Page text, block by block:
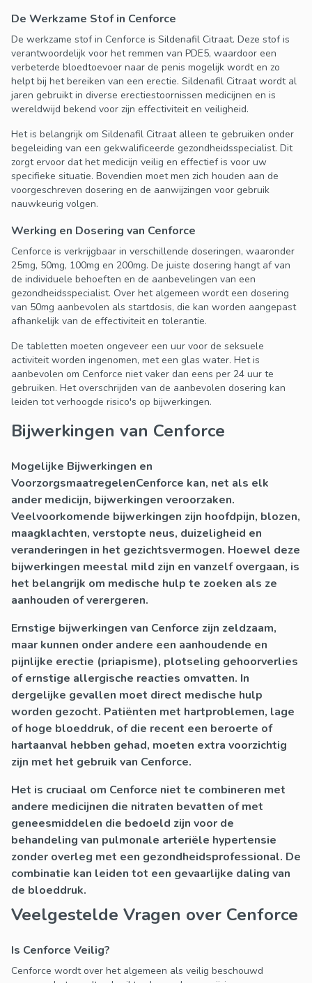
De Werkzame Stof in Cenforce
De werkzame stof in Cenforce is Sildenafil Citraat. Deze stof is
verantwoordelijk voor het remmen van PDE5, waardoor een
verbeterde bloedtoevoer naar de penis mogelijk wordt en zo
helpt bij het bereiken van een erectie. Sildenafil Citraat wordt al
jaren gebruikt in diverse erectiestoornissen medicijnen en is
wereldwijd bekend voor zijn effectiviteit en veiligheid.
Het is belangrijk om Sildenafil Citraat alleen te gebruiken onder
begeleiding van een gekwalificeerde gezondheidsspecialist. Dit
zorgt ervoor dat het medicijn veilig en effectief is voor uw
specifieke situatie. Bovendien moet men zich houden aan de
voorgeschreven dosering en de aanwijzingen voor gebruik
nauwkeurig volgen.
Werking en Dosering van Cenforce
Cenforce is verkrijgbaar in verschillende doseringen, waaronder
25mg, 50mg, 100mg en 200mg. De juiste dosering hangt af van
de individuele behoeften en de aanbevelingen van een
gezondheidsspecialist. Over het algemeen wordt een dosering
van 50mg aanbevolen als startdosis, die kan worden aangepast
afhankelijk van de effectiviteit en tolerantie.
De tabletten moeten ongeveer een uur voor de seksuele
activiteit worden ingenomen, met een glas water. Het is
aanbevolen om Cenforce niet vaker dan eens per 24 uur te
gebruiken. Het overschrijden van de aanbevolen dosering kan
leiden tot verhoogde risico's op bijwerkingen.
Bijwerkingen van Cenforce
Mogelijke Bijwerkingen en
VoorzorgsmaatregelenCenforce kan, net als elk
ander medicijn, bijwerkingen veroorzaken.
Veelvoorkomende bijwerkingen zijn hoofdpijn, blozen,
maagklachten, verstopte neus, duizeligheid en
veranderingen in het gezichtsvermogen. Hoewel deze
bijwerkingen meestal mild zijn en vanzelf overgaan, is
het belangrijk om medische hulp te zoeken als ze
aanhouden of verergeren.
Ernstige bijwerkingen van Cenforce zijn zeldzaam,
maar kunnen onder andere een aanhoudende en
pijnlijke erectie (priapisme), plotseling gehoorverlies
of ernstige allergische reacties omvatten. In
dergelijke gevallen moet direct medische hulp
worden gezocht. Patiënten met hartproblemen, lage
of hoge bloeddruk, of die recent een beroerte of
hartaanval hebben gehad, moeten extra voorzichtig
zijn met het gebruik van Cenforce.
Het is cruciaal om Cenforce niet te combineren met
andere medicijnen die nitraten bevatten of met
geneesmiddelen die bedoeld zijn voor de
behandeling van pulmonale arteriële hypertensie
zonder overleg met een gezondheidsprofessional. De
combinatie kan leiden tot een gevaarlijke daling van
de bloeddruk.
Veelgestelde Vragen over Cenforce
Is Cenforce Veilig?
Cenforce wordt over het algemeen als veilig beschouwd